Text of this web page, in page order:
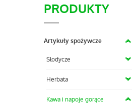
PRODUKTY
Artykuły spożywcze
Słodycze
Herbata
Kawa i napoje gorące